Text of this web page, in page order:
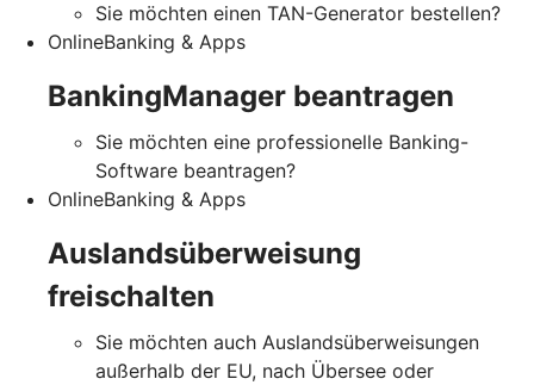
Sie möchten einen TAN-Generator bestellen?
OnlineBanking & Apps
BankingManager beantragen
Sie möchten eine professionelle Banking-
Software beantragen?
OnlineBanking & Apps
Auslandsüberweisung
freischalten
Sie möchten auch Auslandsüberweisungen
außerhalb der EU, nach Übersee oder